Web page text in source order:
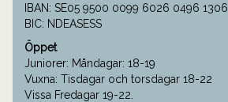
IBAN: SE05 9500 0099 6026 0496 1306
BIC: NDEASESS
Öppet
Juniorer: Måndagar: 18-19
Vuxna: Tisdagar och torsdagar 18-22
Vissa Fredagar 19-22.